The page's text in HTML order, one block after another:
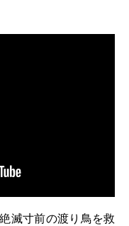
滅寸前の渡り鳥を救